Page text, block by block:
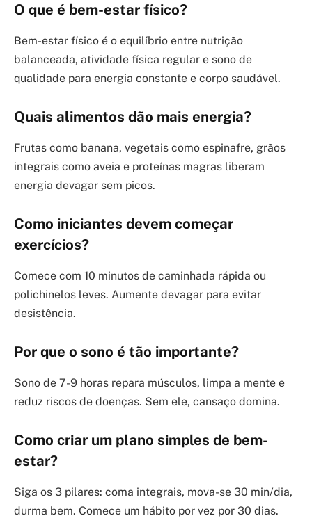
O que é bem-estar físico?
Bem-estar físico é o equilíbrio entre nutrição
balanceada, atividade física regular e sono de
qualidade para energia constante e corpo saudável.
Quais alimentos dão mais energia?
Frutas como banana, vegetais como espinafre, grãos
integrais como aveia e proteínas magras liberam
energia devagar sem picos.
Como iniciantes devem começar
exercícios?
Comece com 10 minutos de caminhada rápida ou
polichinelos leves. Aumente devagar para evitar
desistência.
Por que o sono é tão importante?
Sono de 7-9 horas repara músculos, limpa a mente e
reduz riscos de doenças. Sem ele, cansaço domina.
Como criar um plano simples de bem-
estar?
Siga os 3 pilares: coma integrais, mova-se 30 min/dia,
durma bem. Comece um hábito por vez por 30 dias.